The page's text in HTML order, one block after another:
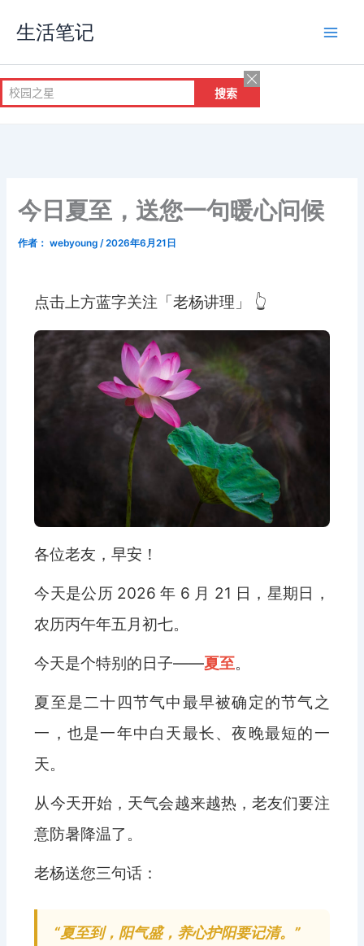
容
生活笔记
今日夏至，送您一句暖心问候
作者： webyoung/2026年6月21日
点击上方蓝字关注「老杨讲理」 👆
各位老友，早安！
今天是公历 2026 年 6 月 21 日，星期日，
农历丙午年五月初七。
今天是个特别的日子——夏至。
夏至是二十四节气中最早被确定的节气之
一，也是一年中白天最长、夜晚最短的一
天。
从今天开始，天气会越来越热，老友们要注
意防暑降温了。
老杨送您三句话：
“夏至到，阳气盛，养心护阳要记清。”